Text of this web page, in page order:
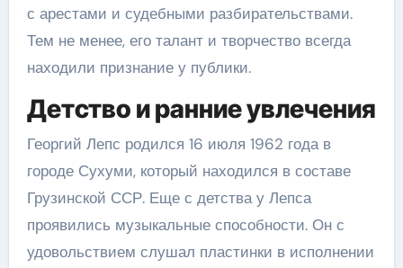
с арестами и судебными разбирательствами.
Тем не менее, его талант и творчество всегда
находили признание у публики.
Детство и ранние увлечения
Георгий Лепс родился 16 июля 1962 года в
городе Сухуми, который находился в составе
Грузинской ССР. Еще с детства у Лепса
проявились музыкальные способности. Он с
удовольствием слушал пластинки в исполнении